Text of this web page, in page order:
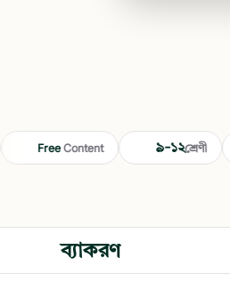
Content ৯-১২শ্রেণী
ব্যাকরণ